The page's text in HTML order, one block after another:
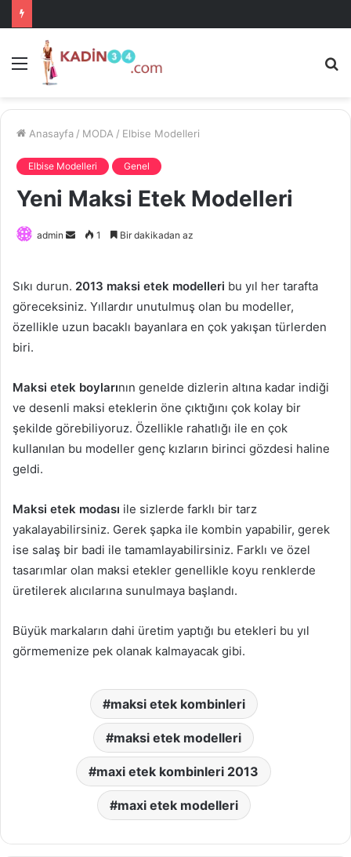
Menü
Anasayfa / MODA / Elbise Modelleri
Elbise Modelleri Genel
Yeni Maksi Etek Modelleri
admin
Bir
göndermek
1 Bir dakikadan az
Sıkı durun. 2013 maksi etek modelleri bu yıl her tarafta
göreceksiniz. Yıllardır unutulmuş olan bu modeller,
özellikle uzun bacaklı bayanlara en çok yakışan türlerden
biri.
Maksi etek boylarının genelde dizlerin altına kadar indiği
ve desenli maksi eteklerin öne çıktığını çok kolay bir
şekilde görebiliyoruz. Özellikle rahatlığı ile en çok
kullanılan bu modeller genç kızların birinci gözdesi haline
geldi.
Maksi etek modası ile sizlerde farklı bir tarz
yakalayabilirsiniz. Gerek şapka ile kombin yapabilir, gerek
ise salaş bir badi ile tamamlayabilirsiniz. Farklı ve özel
tasarımlar olan maksi etekler genellikle koyu renklerde
üretilerek alıcılarına sunulmaya başlandı.
Büyük markaların dahi üretim yaptığı bu etekleri bu yıl
görmemenize pek olanak kalmayacak gibi.
maksi etek kombinleri
maksi etek modelleri
maxi etek kombinleri 2013
maxi etek modelleri